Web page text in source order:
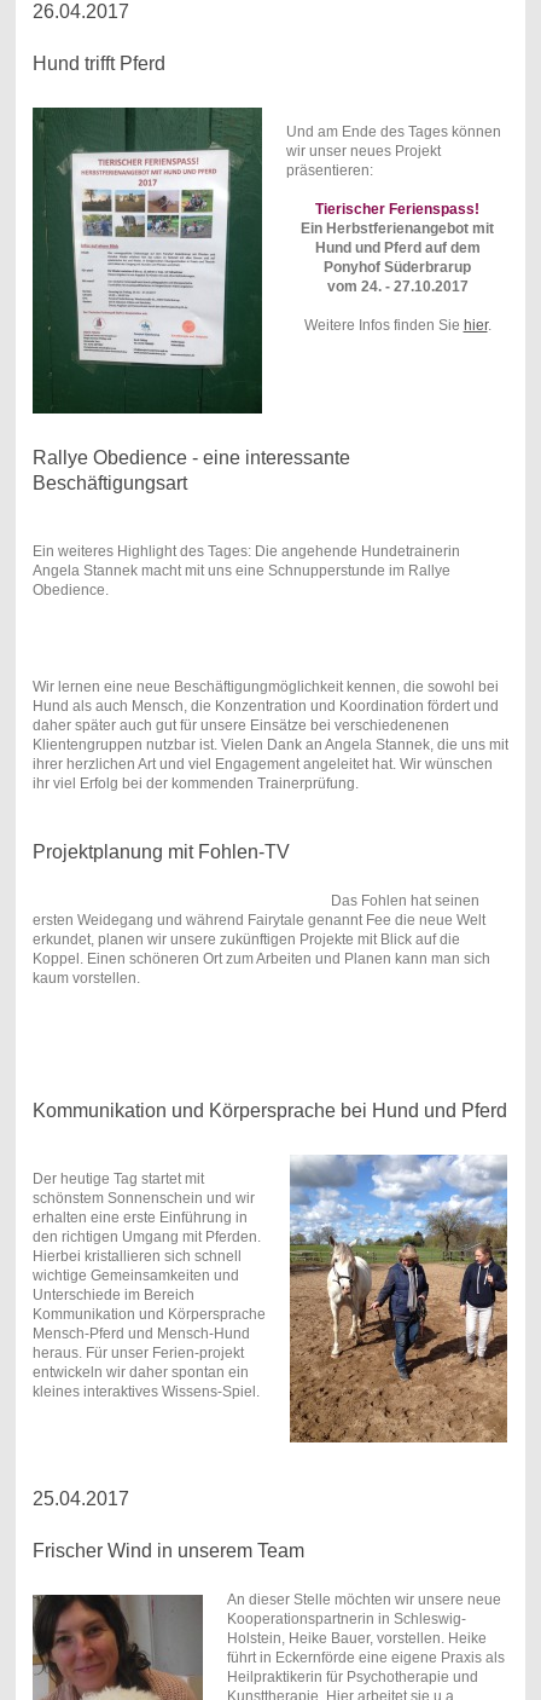
26.04.2017
Hund trifft Pferd
Und am Ende des Tages können
wir unser neues Projekt
präsentieren:
Tierischer Ferienspass!
Ein Herbstferienangebot mit
Hund und Pferd auf dem
Ponyhof Süderbrarup
vom 24. - 27.10.2017
Weitere Infos finden Sie hier.
Rallye Obedience - eine interessante
Beschäftigungsart
Ein weiteres Highlight des Tages: Die angehende Hundetrainerin
Angela Stannek macht mit uns eine Schnupperstunde im Rallye
Obedience.
Wir lernen eine neue Beschäftigungmöglichkeit kennen, die sowohl bei
Hund als auch Mensch, die Konzentration und Koordination fördert und
daher später auch gut für unsere Einsätze bei verschiedenenen
Klientengruppen nutzbar ist. Vielen Dank an Angela Stannek, die uns mit
ihrer herzlichen Art und viel Engagement angeleitet hat. Wir wünschen
ihr viel Erfolg bei der kommenden Trainerprüfung.
Projektplanung mit Fohlen-TV
Das Fohlen hat seinen
ersten Weidegang und während Fairytale genannt Fee die neue Welt
erkundet, planen wir unsere zukünftigen Projekte mit Blick auf die
Koppel. Einen schöneren Ort zum Arbeiten und Planen kann man sich
kaum vorstellen.
Kommunikation und Körpersprache bei Hund und Pferd
Der heutige Tag startet mit
schönstem Sonnenschein und wir
erhalten eine erste Einführung in
den richtigen Umgang mit Pferden.
Hierbei kristallieren sich schnell
wichtige Gemeinsamkeiten und
Unterschiede im Bereich
Kommunikation und Körpersprache
Mensch-Pferd und Mensch-Hund
heraus. Für unser Ferien-projekt
entwickeln wir daher spontan ein
kleines interaktives Wissens-Spiel.
25.04.2017
Frischer Wind in unserem Team
An dieser Stelle möchten wir unsere neue
Kooperationspartnerin in Schleswig-
Holstein, Heike Bauer, vorstellen. Heike
führt in Eckernförde eine eigene Praxis als
Heilpraktikerin für Psychotherapie und
Kunsttherapie. Hier arbeitet sie u.a.